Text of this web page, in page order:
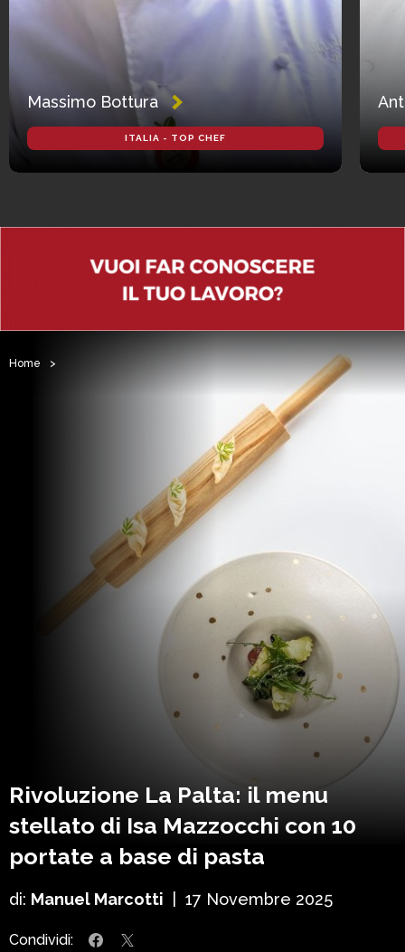
Massimo Bottura
ITALIA - TOP CHEF
Home >
Rivoluzione La Palta: il menu
stellato di Isa Mazzocchi con 10
portate a base di pasta
di: Manuel Marcotti 17 Novembre 2025
Condividi: